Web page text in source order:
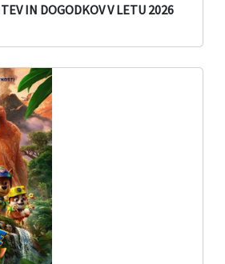
IN DOGODKOV V LETU 2026